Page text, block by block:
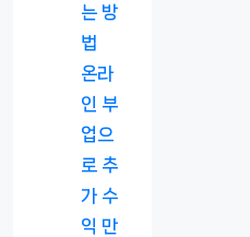
는 방
법
온라
인 부
업으
로 추
가 수
익 만